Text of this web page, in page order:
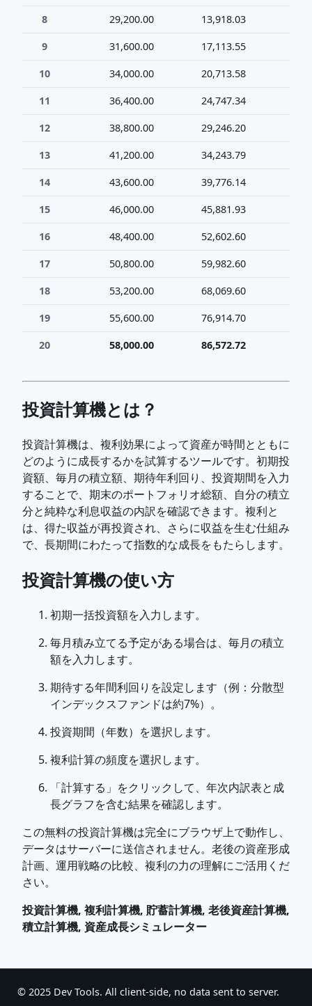
8 29,200.00 13,918.03
9 31,600.00 17,113.55
10 34,000.00 20,713.58
11 36,400.00 24,747.34
12 38,800.00 29,246.20
13 41,200.00 34,243.79
14 43,600.00 39,776.14
15 46,000.00 45,881.93
16 48,400.00 52,602.60
17 50,800.00 59,982.60
18 53,200.00 68,069.60
19 55,600.00 76,914.70
20 58,000.00 86,572.72
投資計算機とは？
投資計算機は、複利効果によって資産が時間とともに
どのように成長するかを試算するツールです。初期投
資額、毎月の積立額、期待年利回り、投資期間を入力
することで、期末のポートフォリオ総額、自分の積立
分と純粋な利息収益の内訳を確認できます。複利と
は、得た収益が再投資され、さらに収益を生む仕組み
で、長期間にわたって指数的な成長をもたらします。
投資計算機の使い方
初期一括投資額を入力します。
毎月積み立てる予定がある場合は、毎月の積立
額を入力します。
期待する年間利回りを設定します（例：分散型
インデックスファンドは約7%）。
投資期間（年数）を選択します。
複利計算の頻度を選択します。
「計算する」をクリックして、年次内訳表と成
長グラフを含む結果を確認します。
この無料の投資計算機は完全にブラウザ上で動作し、
データはサーバーに送信されません。老後の資産形成
計画、運用戦略の比較、複利の力の理解にご活用くだ
さい。
投資計算機, 複利計算機, 貯蓄計算機, 老後資産計算機,
積立計算機, 資産成長シミュレーター
© 2025 Dev Tools. All client-side, no data sent to server.